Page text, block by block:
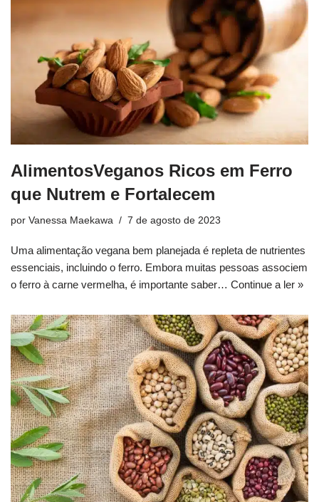
AlimentosVeganos Ricos em Ferro
que Nutrem e Fortalecem
por Vanessa Maekawa 7 de agosto de 2023
Uma alimentação vegana bem planejada é repleta de nutrientes
essenciais, incluindo o ferro. Embora muitas pessoas associem
o ferro à carne vermelha, é importante saber… Continue a ler »